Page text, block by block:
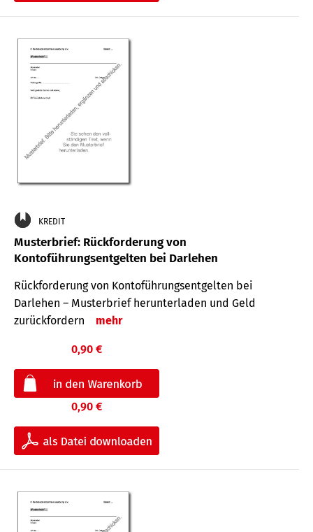
KREDIT
Musterbrief: Rückforderung von
Kontoführungsentgelten bei Darlehen
Rückforderung von Kontoführungsentgelten bei
Darlehen – Musterbrief herunterladen und Geld
zurückfordern
mehr
0,90 €
0,90 €